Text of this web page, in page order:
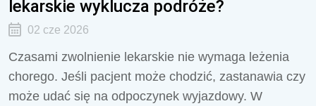
lekarskie wyklucza podróże?
02 cze 2026
Czasami zwolnienie lekarskie nie wymaga leżenia
chorego. Jeśli pacjent może chodzić, zastanawia czy
może udać się na odpoczynek wyjazdowy. W